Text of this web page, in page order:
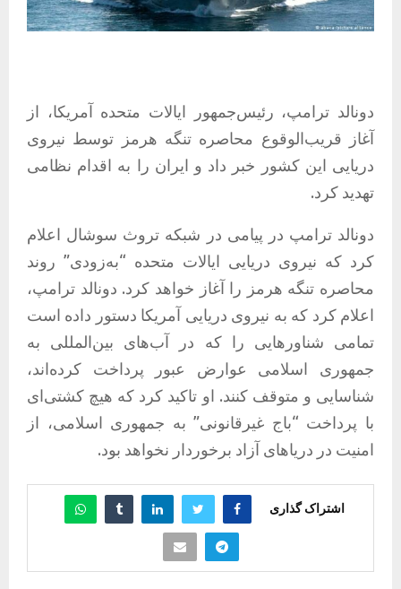
دونالد ترامپ، رئیس‌جمهور ایالات متحده آمریکا، از
آغاز قریب‌الوقوع محاصره تنگه هرمز توسط نیروی
دریایی این کشور خبر داد و ایران را به اقدام نظامی
تهدید کرد.
دونالد ترامپ در پیامی در شبکه تروث سوشال اعلام
کرد که نیروی دریایی ایالات متحده “به‌زودی” روند
محاصره تنگه هرمز را آغاز خواهد کرد. دونالد ترامپ،
اعلام کرد که به نیروی دریایی آمریکا دستور داده است
تمامی شناورهایی را که در آب‌های بین‌المللی به
جمهوری اسلامی عوارض عبور پرداخت کرده‌اند،
شناسایی و متوقف کنند. او تاکید کرد که هیچ کشتی‌ای
با پرداخت “باج غیرقانونی” به جمهوری اسلامی، از
امنیت در دریاهای آزاد برخوردار نخواهد بود.
اشتراک گذاری